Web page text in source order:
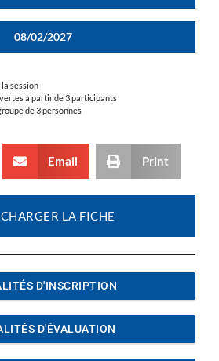
08/02/2027
session
à partir de 3 participants
de 3 personnes
Email Print
LA FICHE
D'INSCRIPTION
D'ÉVALUATION